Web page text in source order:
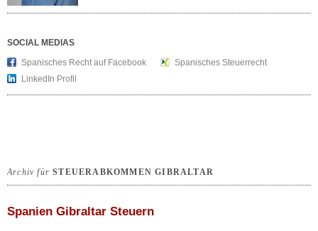
SOCIAL MEDIAS
Spanisches Recht auf Facebook
Spanisches Steuerrecht
LinkedIn Profil
Archiv fürSTEUERABKOMMEN GIBRALTAR
Spanien Gibraltar Steuern